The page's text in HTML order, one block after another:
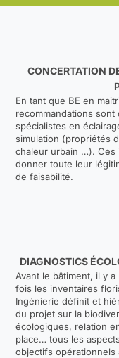
CONCERTATION
En tant que BE en
recommandations
spécialistes en
simulation (propriétés
chaleur urbain …). Ces
donner toute leur
de faisabilité.
DIAGNOSTICS
Avant le bâtiment, il y
fois les inventaires
Ingénierie définit et
du projet sur la
écologiques, relation
place… tous les
objectifs opérationnels